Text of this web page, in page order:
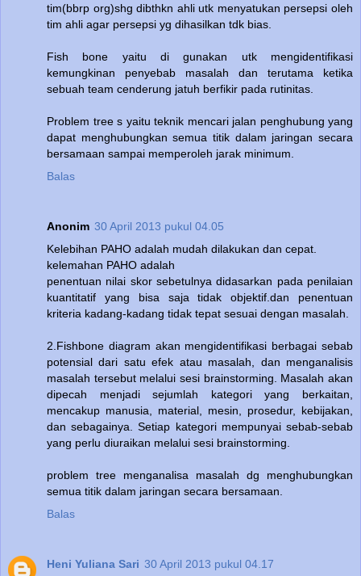
tim(bbrp org)shg dibthkn ahli utk menyatukan persepsi oleh
tim ahli agar persepsi yg dihasilkan tdk bias.
Fish bone yaitu di gunakan utk mengidentifikasi
kemungkinan penyebab masalah dan terutama ketika
sebuah team cenderung jatuh berfikir pada rutinitas.
Problem tree s yaitu teknik mencari jalan penghubung yang
dapat menghubungkan semua titik dalam jaringan secara
bersamaan sampai memperoleh jarak minimum.
Balas
Anonim 30 April 2013 pukul 04.05
Kelebihan PAHO adalah mudah dilakukan dan cepat.
kelemahan PAHO adalah
penentuan nilai skor sebetulnya didasarkan pada penilaian
kuantitatif yang bisa saja tidak objektif.dan penentuan
kriteria kadang-kadang tidak tepat sesuai dengan masalah.
2.Fishbone diagram akan mengidentifikasi berbagai sebab
potensial dari satu efek atau masalah, dan menganalisis
masalah tersebut melalui sesi brainstorming. Masalah akan
dipecah menjadi sejumlah kategori yang berkaitan,
mencakup manusia, material, mesin, prosedur, kebijakan,
dan sebagainya. Setiap kategori mempunyai sebab-sebab
yang perlu diuraikan melalui sesi brainstorming.
problem tree menganalisa masalah dg menghubungkan
semua titik dalam jaringan secara bersamaan.
Balas
Heni Yuliana Sari 30 April 2013 pukul 04.17